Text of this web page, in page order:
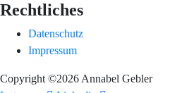
Rechtliches
Datenschutz
Impressum
Copyright ©2026 Annabel Gebler